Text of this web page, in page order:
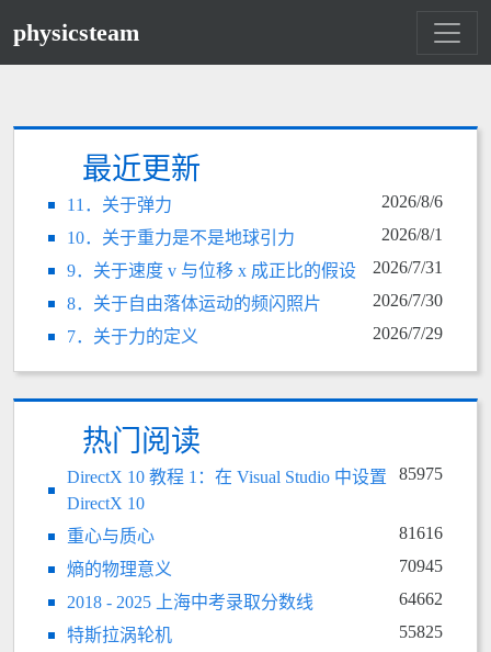
physicsteam
最近更新
2026/8/6
11．关于弹力
2026/8/1
10．关于重力是不是地球引力
2026/7/31
9．关于速度 v 与位移 x 成正比的假设
2026/7/30
8．关于自由落体运动的频闪照片
2026/7/29
7．关于力的定义
热门阅读
85975
DirectX 10 教程 1：在 Visual Studio 中设置
DirectX 10
81616
重心与质心
70945
熵的物理意义
64662
2018 - 2025 上海中考录取分数线
55825
特斯拉涡轮机